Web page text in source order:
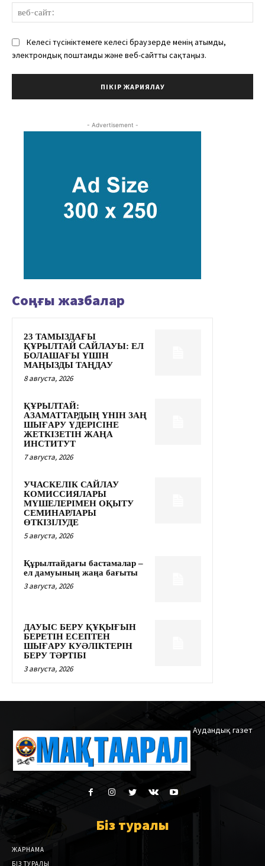
Келесі түсініктемеге келесі браузерде менің атымды,
электрондық поштамды және веб-сайтты сақтаңыз.
- Advertisement -
Соңғы жазбалар
23 ТАМЫЗДАҒЫ
ҚҰРЫЛТАЙ САЙЛАУЫ: ЕЛ
БОЛАШАҒЫ ҮШІН
МАҢЫЗДЫ ТАҢДАУ
8 августа, 2026
ҚҰРЫЛТАЙ:
АЗАМАТТАРДЫҢ ҮНІН ЗАҢ
ШЫҒАРУ ҮДЕРІСІНЕ
ЖЕТКІЗЕТІН ЖАҢА
ИНСТИТУТ
7 августа, 2026
УЧАСКЕЛІК САЙЛАУ
КОМИССИЯЛАРЫ
МҮШЕЛЕРІМЕН ОҚЫТУ
СЕМИНАРЛАРЫ
ӨТКІЗІЛУДЕ
5 августа, 2026
Құрылтайдағы бастамалар –
ел дамуының жаңа бағыты
3 августа, 2026
ДАУЫС БЕРУ ҚҰҚЫҒЫН
БЕРЕТІН ЕСЕПТЕН
ШЫҒАРУ КУӘЛІКТЕРІН
БЕРУ ТӘРТІБІ
3 августа, 2026
Аудандық газет
Біз туралы
ЖАРНАМА
БІЗ ТУРАЛЫ